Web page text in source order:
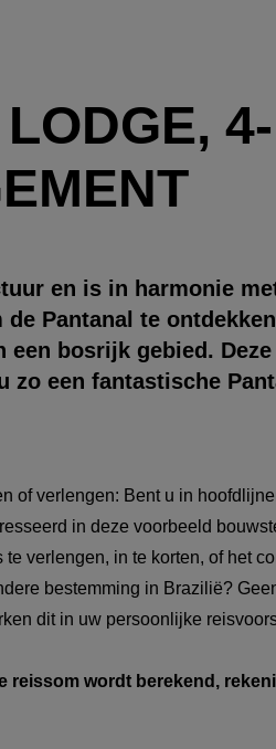
en is in harmonie
Pantanal te
bosrijk gebied.
een fantastische
of verlengen: Bent u in
in deze voorbeeld
te verlengen, in te korten, of het
bestemming in Brazilië?
dit in uw persoonlijke
reissom wordt berekend,